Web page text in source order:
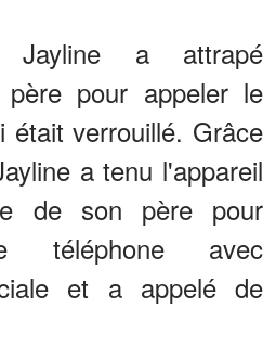
Jayline a attrapé
pour appeler le
était verrouillé. Grâce
a tenu l'appareil
de son père pour
téléphone avec
et a appelé de